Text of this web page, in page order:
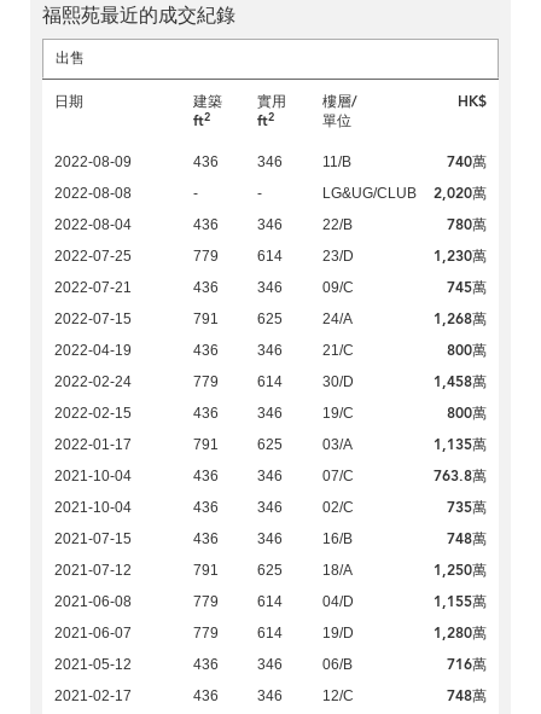
福熙苑最近的成交紀錄
出售
日期
建築
ft2
實用
ft2
樓層/
單位
HK$
2022-08-09 436 346 11/B 740萬
2022-08-08 - - LG&UG/CLUB 2,020萬
2022-08-04 436 346 22/B 780萬
2022-07-25 779 614 23/D 1,230萬
2022-07-21 436 346 09/C 745萬
2022-07-15 791 625 24/A 1,268萬
2022-04-19 436 346 21/C 800萬
2022-02-24 779 614 30/D 1,458萬
2022-02-15 436 346 19/C 800萬
2022-01-17 791 625 03/A 1,135萬
2021-10-04 436 346 07/C 763.8萬
2021-10-04 436 346 02/C 735萬
2021-07-15 436 346 16/B 748萬
2021-07-12 791 625 18/A 1,250萬
2021-06-08 779 614 04/D 1,155萬
2021-06-07 779 614 19/D 1,280萬
2021-05-12 436 346 06/B 716萬
2021-02-17 436 346 12/C 748萬